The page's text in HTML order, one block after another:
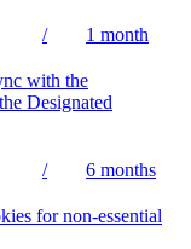
/ 1 month
with the
Designated
/ 6 months
for non-essential